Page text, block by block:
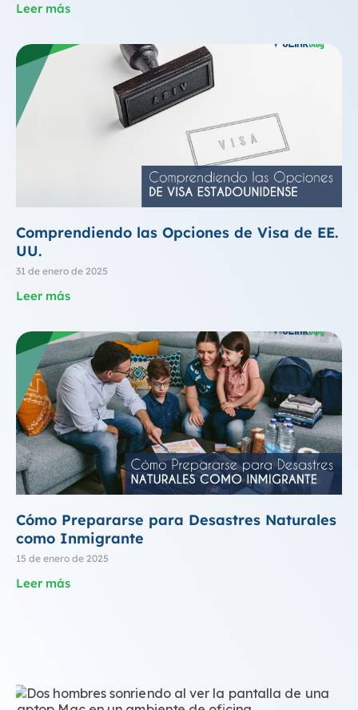
Leer más
Comprendiendo las Opciones de Visa de EE.
UU.
31 de enero de 2025
Leer más
Cómo Prepararse para Desastres Naturales
como Inmigrante
15 de enero de 2025
Leer más